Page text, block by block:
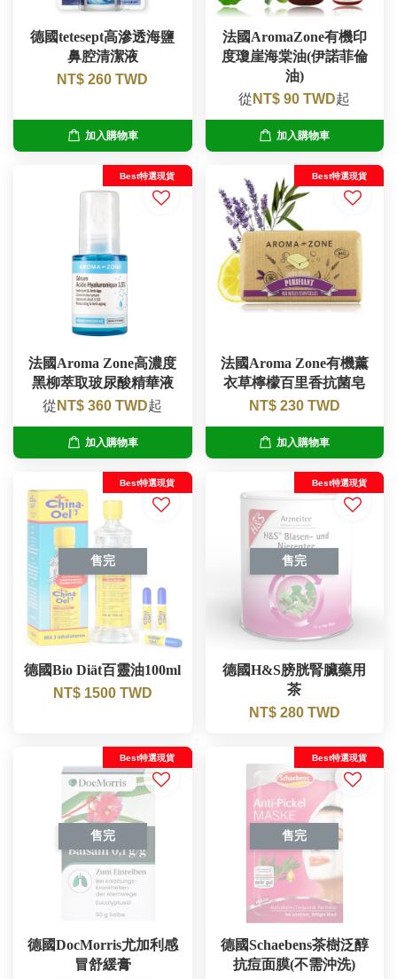
德國tetesept高滲透海鹽
鼻腔清潔液
NT$ 260 TWD
加入購物車
法國AromaZone有機印
度瓊崖海棠油(伊諾菲倫
油)
從 NT$ 90 TWD起
加入購物車
Best特選現貨
法國Aroma Zone高濃度
黑柳萃取玻尿酸精華液
從 NT$ 360 TWD起
加入購物車
Best特選現貨
法國Aroma Zone有機薰
衣草檸檬百里香抗菌皂
NT$ 230 TWD
加入購物車
售完
Best特選現貨
德國Bio Diät百靈油100ml
NT$ 1500 TWD
售完
Best特選現貨
德國H&S膀胱腎臟藥用
茶
NT$ 280 TWD
售完
Best特選現貨
德國DocMorris尤加利感
冒舒緩膏
售完
Best特選現貨
德國Schaebens茶樹泛醇
抗痘面膜(不需沖洗)